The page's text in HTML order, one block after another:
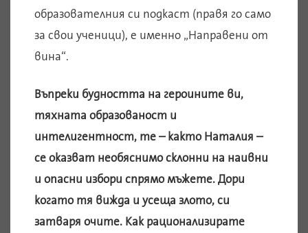
образователния си подкаст (правя го само
за свои ученици), е именно „Направени от
вина“.
Въпреки будността на героините ви,
тяхната образованост и
интелигентност, те – както Наталия –
се оказват необяснимо склонни на наивни
и опасни избори спрямо мъжете. Дори
когато тя вижда и усеща злото, си
затваря очите. Как рационализирате